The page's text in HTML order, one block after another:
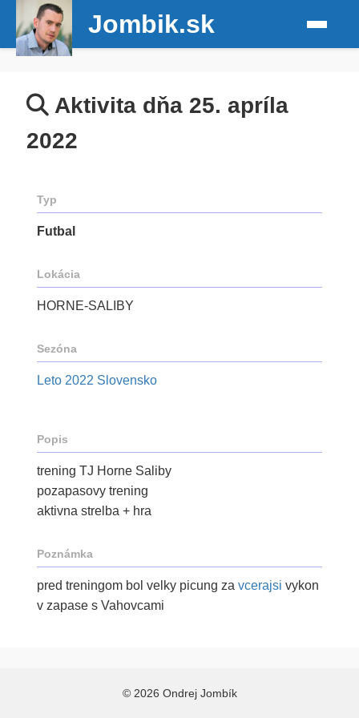
Jombik.sk
Aktivita dňa 25. apríla
2022
Typ
Futbal
Lokácia
HORNE-SALIBY
Sezóna
Leto 2022 Slovensko
Popis
trening TJ Horne Saliby
pozapasovy trening
aktivna strelba + hra
Poznámka
pred treningom bol velky picung za vcerajsi vykon
v zapase s Vahovcami
© 2026 Ondrej Jombík